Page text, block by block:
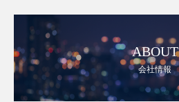
ABOUT
会社情報